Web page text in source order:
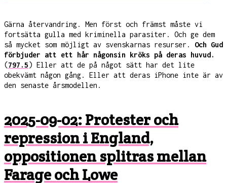
Gärna återvandring. Men först och främst måste vi
fortsätta gulla med kriminella parasiter. Och ge dem
så mycket som möjligt av svenskarnas resurser. Och Gud
förbjuder att ett hår någonsin kröks på deras huvud.
(797.5) Eller att de på något sätt har det lite
obekvämt någon gång. Eller att deras iPhone inte är av
den senaste årsmodellen.
2025-09-02: Protester och
repression i England,
oppositionen splitras mellan
Farage och Lowe